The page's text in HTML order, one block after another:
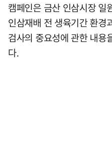
캠페인은 금산 인삼시장 일
인삼재배 전 생육기간 환경
검사의 중요성에 관한 내용
다.